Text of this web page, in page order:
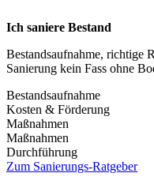
Ich saniere Bestand
Bestandsaufnahme, richtige
Sanierung kein Fass ohne
Bestandsaufnahme
Kosten & Förderung
Maßnahmen
Maßnahmen
Durchführung
Zum Sanierungs-Ratgeber